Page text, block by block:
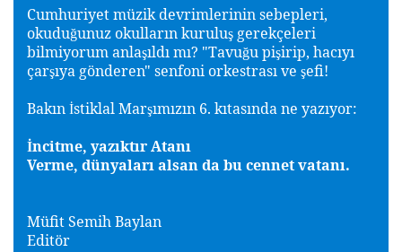
Cumhuriyet müzik devrimlerinin sebepleri,
okuduğunuz okulların kuruluş gerekçeleri
bilmiyorum anlaşıldı mı? "Tavuğu pişirip, hacıyı
çarşıya gönderen" senfoni orkestrası ve şefi!
Bakın İstiklal Marşımızın 6. kıtasında ne yazıyor:
İncitme, yazıktır Atanı
Verme, dünyaları alsan da bu cennet vatanı.
Müfit Semih Baylan
Editör